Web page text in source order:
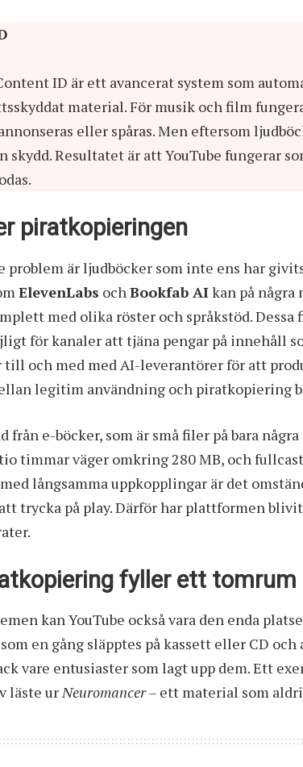
ID är ett avancerat system som
material. För musik och film
eller spåras. Men eftersom
skydd. Resultatet är att YouTube fungerar
piratkopieringen
problem är ljudböcker som inte ens har
ElevenLabs och Bookfab AIkan på
med olika röster och språkstöd. Dessa
för kanaler att tjäna pengar på innehåll
till och med med AI-leverantörer för att
legitim användning och piratkopiering
e-böcker, som är små filer på bara
timmar väger omkring 280 MB, och
långsamma uppkopplingar är det
trycka på play. Därför har plattformen
fyller ett tomrum
kan YouTube också vara den enda
en gång släpptes på kassett eller CD
vare entusiaster som lagt upp dem. Ett
läste ur Neuromancer– ett material som